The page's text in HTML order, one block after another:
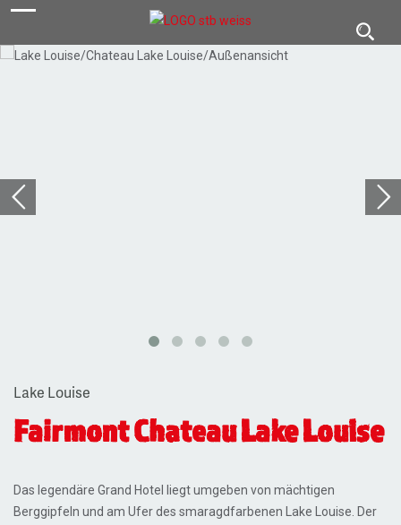
Lake Louise
Fairmont Chateau Lake Louise
Das legendäre Grand Hotel liegt umgeben von mächtigen
Berggipfeln und am Ufer des smaragdfarbenen Lake Louise. Der